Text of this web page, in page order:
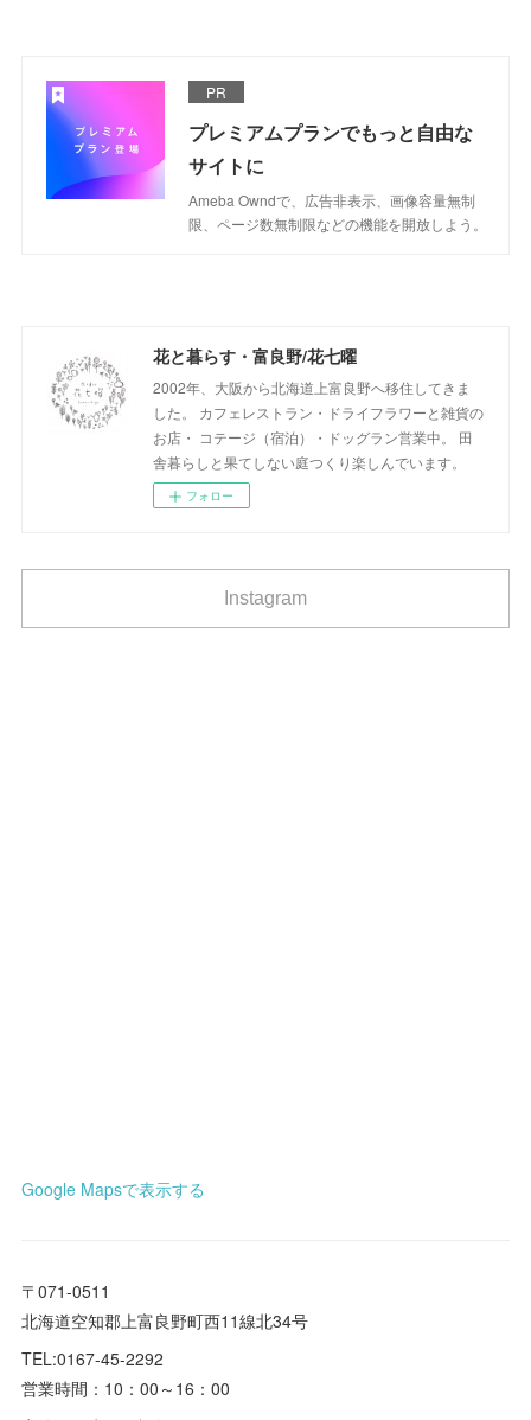
PR
プレミアムプランでもっと自由な
サイトに
Ameba Owndで、広告非表示、画像容量無制
限、ページ数無制限などの機能を開放しよう。
花と暮らす・富良野/花七曜
2002年、大阪から北海道上富良野へ移住してきま
した。 カフェレストラン・ドライフラワーと雑貨の
お店・ コテージ（宿泊）・ドッグラン営業中。 田
舎暮らしと果てしない庭つくり楽しんでいます。
フォロー
Instagram
Google Mapsで表示する
〒071-0511
北海道空知郡上富良野町西11線北34号
TEL:0167-45-2292
営業時間：10：00～16：00